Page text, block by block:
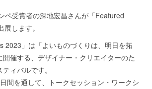
ペ受賞者の深地宏昌さんが「Featured
します。
2023」は「よいものづくりは、明日を拓
開催する、デザイナー・クリエイターのた
ィバルです。
間を通して、トークセッション・ワークシ